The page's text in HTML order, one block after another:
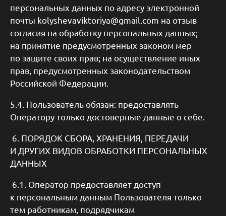
персональных данных по адресу электронной
почты kolyshevaviktoriya@gmail.com на отзыв
согласия на обработку персональных данных;
на принятие предусмотренных законом мер
по защите своих прав; на осуществление иных
прав, предусмотренных законодательством
Российской Федерации.
5.4. Пользователь обязан: предоставлять
Оператору только достоверные данные о себе.
6. ПОРЯДОК СБОРА, ХРАНЕНИЯ, ПЕРЕДАЧИ
И ДРУГИХ ВИДОВ ОБРАБОТКИ ПЕРСОНАЛЬНЫХ
ДАННЫХ
6.1. Оператор предоставляет доступ
к персональным данным Пользователя только
тем работникам, подрядчикам